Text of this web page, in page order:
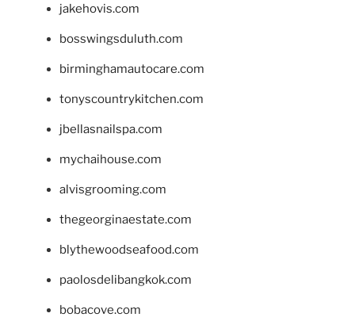
jakehovis.com
bosswingsduluth.com
birminghamautocare.com
tonyscountrykitchen.com
jbellasnailspa.com
mychaihouse.com
alvisgrooming.com
thegeorginaestate.com
blythewoodseafood.com
paolosdelibangkok.com
bobacove.com